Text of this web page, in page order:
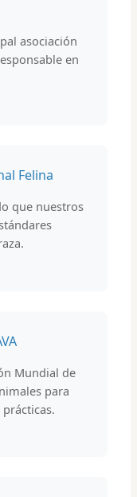
asociación
en
Felina
que nuestros
Mundial de
para